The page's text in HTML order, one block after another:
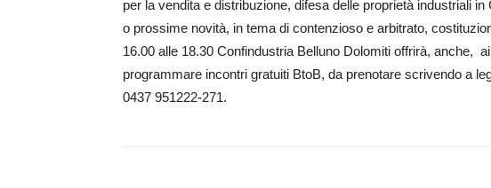
per la vendita e distribuzione, difesa delle proprietà industriali
o prossime novità, in tema di contenzioso e arbitrato,
16.00 alle 18.30 Confindustria Belluno Dolomiti offrirà, anche,
programmare incontri gratuiti BtoB, da prenotare scrivendo a
0437 951222-271.